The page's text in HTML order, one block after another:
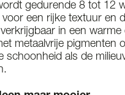
gedurende 8 tot 12
een rijke textuur en
in een
metaalvrije pigmenten
schoonheid als de